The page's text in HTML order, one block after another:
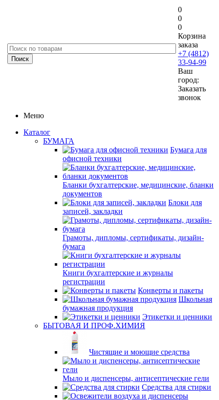
0
0
0
Корзина
заказа
+7 (4812)
33-94-99
Ваш
город:
Заказать
звонок
Меню
Каталог
БУМАГА
Бумага для
офисной техники
Бланки бухгалтерские, медицинские, бланки
документов
Блоки для
записей, закладки
Грамоты, дипломы, сертификаты, дизайн-
бумага
Книги бухгалтерские и журналы
регистрации
Конверты и пакеты
Школьная
бумажная продукция
Этикетки и ценники
БЫТОВАЯ И ПРОФ.ХИМИЯ
Чистящие и моющие средства
Мыло и диспенсеры, антисептические гели
Средства для стирки